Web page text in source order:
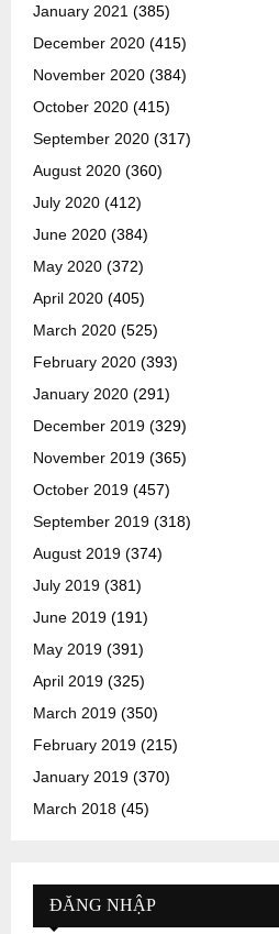
January 2021 (385)
December 2020 (415)
November 2020 (384)
October 2020 (415)
September 2020 (317)
August 2020 (360)
July 2020 (412)
June 2020 (384)
May 2020 (372)
April 2020 (405)
March 2020 (525)
February 2020 (393)
January 2020 (291)
December 2019 (329)
November 2019 (365)
October 2019 (457)
September 2019 (318)
August 2019 (374)
July 2019 (381)
June 2019 (191)
May 2019 (391)
April 2019 (325)
March 2019 (350)
February 2019 (215)
January 2019 (370)
March 2018 (45)
ĐĂNG NHẬP